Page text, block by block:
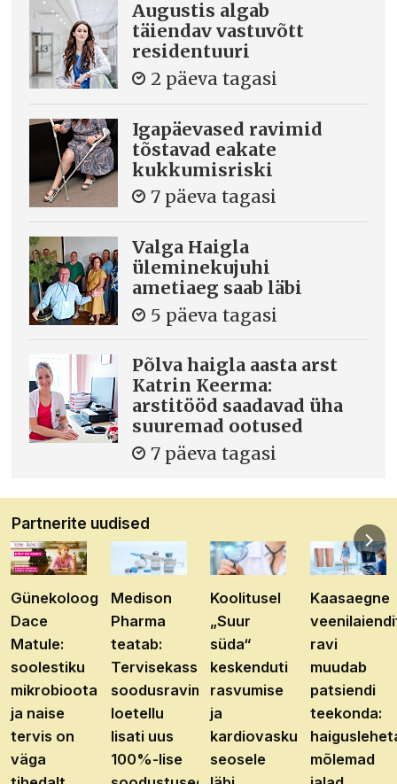
Augustis algab
täiendav vastuvõtt
residentuuri
2 päeva tagasi
Igapäevased ravimid
tõstavad eakate
kukkumisriski
7 päeva tagasi
Valga Haigla
üleminekujuhi
ametiaeg saab läbi
5 päeva tagasi
Põlva haigla aasta arst
Katrin Keerma:
arstitööd saadavad üha
suuremad ootused
7 päeva tagasi
Partnerite uudised
Günekoloog
Dace
Matule:
soolestiku
mikrobioota
ja naise
tervis on
väga
Medison
Pharma
teatab:
Tervisekassa
soodusravimite
loetellu
lisati uus
100%-lise
Koolitusel
„Suur
süda“
keskenduti
rasvumise
ja
kardiovaskulaarhaiguste
seosele
Kaasaegne
ravi
muudab
patsiendi
teekonda:
mõlemad